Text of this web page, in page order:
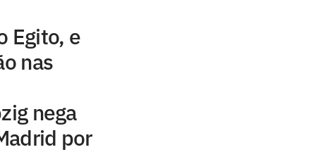
Egito, e
nas
nega
por